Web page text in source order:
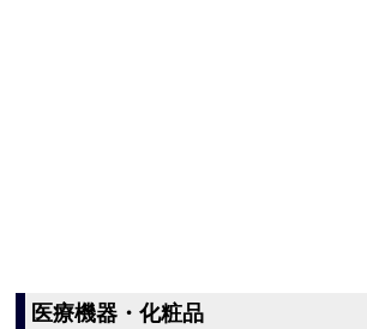
医療機器・化粧品